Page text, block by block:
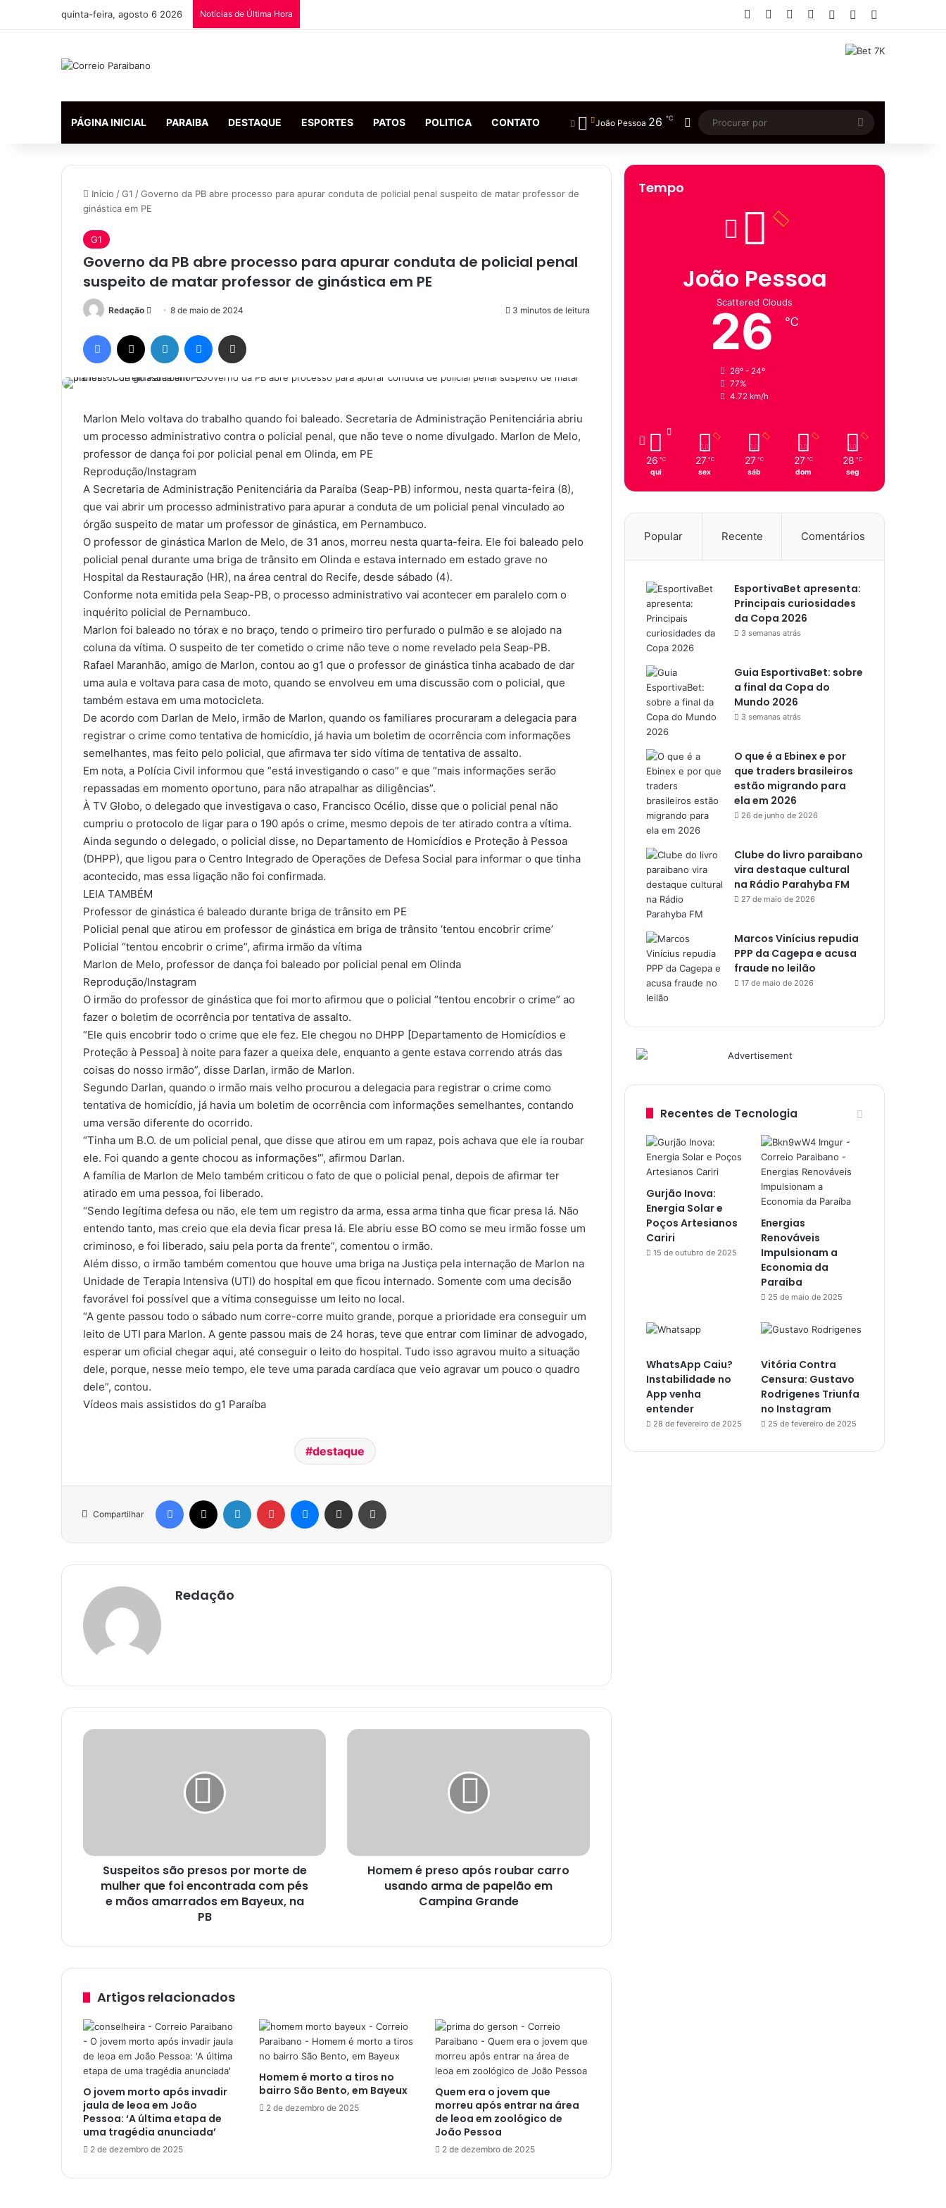
quinta-feira, agosto 6 2026 Notícias de Última Hora Facebook YouTubeInstagram
Entrar Artigo aleatório
PÁGINA INICIAL PARAIBA DESTAQUE ESPORTES PATOS POLITICA CONTATO João Pessoa 26 ℃ Switch skin
Procurar
por
Início /G1 /Governo da PB abre processo para apurar conduta de policial penal suspeito de matar professor de
ginástica em PE
G1
Governo da PB abre processo para apurar conduta de policial penal
suspeito de matar professor de ginástica em PE
Redação
n
d
e
i
l
8 de maio de 2024 3 minutos de leitura
Marlon Melo voltava do trabalho quando foi baleado. Secretaria de Administração Penitenciária abriu
um processo administrativo contra o policial penal, que não teve o nome divulgado. Marlon de Melo,
professor de dança foi por policial penal em Olinda, em PE
Reprodução/Instagram
A Secretaria de Administração Penitenciária da Paraíba (Seap-PB) informou, nesta quarta-feira (8),
que vai abrir um processo administrativo para apurar a conduta de um policial penal vinculado ao
órgão suspeito de matar um professor de ginástica, em Pernambuco.
O professor de ginástica Marlon de Melo, de 31 anos, morreu nesta quarta-feira. Ele foi baleado pelo
policial penal durante uma briga de trânsito em Olinda e estava internado em estado grave no
Hospital da Restauração (HR), na área central do Recife, desde sábado (4).
Conforme nota emitida pela Seap-PB, o processo administrativo vai acontecer em paralelo com o
inquérito policial de Pernambuco.
Marlon foi baleado no tórax e no braço, tendo o primeiro tiro perfurado o pulmão e se alojado na
coluna da vítima. O suspeito de ter cometido o crime não teve o nome revelado pela Seap-PB.
Rafael Maranhão, amigo de Marlon, contou ao g1 que o professor de ginástica tinha acabado de dar
uma aula e voltava para casa de moto, quando se envolveu em uma discussão com o policial, que
também estava em uma motocicleta.
De acordo com Darlan de Melo, irmão de Marlon, quando os familiares procuraram a delegacia para
registrar o crime como tentativa de homicídio, já havia um boletim de ocorrência com informações
semelhantes, mas feito pelo policial, que afirmava ter sido vítima de tentativa de assalto.
Em nota, a Polícia Civil informou que “está investigando o caso” e que “mais informações serão
repassadas em momento oportuno, para não atrapalhar as diligências”.
À TV Globo, o delegado que investigava o caso, Francisco Océlio, disse que o policial penal não
cumpriu o protocolo de ligar para o 190 após o crime, mesmo depois de ter atirado contra a vítima.
Ainda segundo o delegado, o policial disse, no Departamento de Homicídios e Proteção à Pessoa
(DHPP), que ligou para o Centro Integrado de Operações de Defesa Social para informar o que tinha
acontecido, mas essa ligação não foi confirmada.
LEIA TAMBÉM
Professor de ginástica é baleado durante briga de trânsito em PE
Policial penal que atirou em professor de ginástica em briga de trânsito ‘tentou encobrir crime’
Policial “tentou encobrir o crime”, afirma irmão da vítima
Marlon de Melo, professor de dança foi baleado por policial penal em Olinda
Reprodução/Instagram
O irmão do professor de ginástica que foi morto afirmou que o policial “tentou encobrir o crime” ao
fazer o boletim de ocorrência por tentativa de assalto.
“Ele quis encobrir todo o crime que ele fez. Ele chegou no DHPP [Departamento de Homicídios e
Proteção à Pessoa] à noite para fazer a queixa dele, enquanto a gente estava correndo atrás das
coisas do nosso irmão”, disse Darlan, irmão de Marlon.
Segundo Darlan, quando o irmão mais velho procurou a delegacia para registrar o crime como
tentativa de homicídio, já havia um boletim de ocorrência com informações semelhantes, contando
uma versão diferente do ocorrido.
“Tinha um B.O. de um policial penal, que disse que atirou em um rapaz, pois achava que ele ia roubar
ele. Foi quando a gente chocou as informações'”, afirmou Darlan.
A família de Marlon de Melo também criticou o fato de que o policial penal, depois de afirmar ter
atirado em uma pessoa, foi liberado.
“Sendo legítima defesa ou não, ele tem um registro da arma, essa arma tinha que ficar presa lá. Não
entendo tanto, mas creio que ela devia ficar presa lá. Ele abriu esse BO como se meu irmão fosse um
criminoso, e foi liberado, saiu pela porta da frente”, comentou o irmão.
Além disso, o irmão também comentou que houve uma briga na Justiça pela internação de Marlon na
Unidade de Terapia Intensiva (UTI) do hospital em que ficou internado. Somente com uma decisão
favorável foi possível que a vítima conseguisse um leito no local.
“A gente passou todo o sábado num corre-corre muito grande, porque a prioridade era conseguir um
leito de UTI para Marlon. A gente passou mais de 24 horas, teve que entrar com liminar de advogado,
esperar um oficial chegar aqui, até conseguir o leito do hospital. Tudo isso agravou muito a situação
dele, porque, nesse meio tempo, ele teve uma parada cardíaca que veio agravar um pouco o quadro
dele”, contou.
Vídeos mais assistidos do g1 Paraíba
destaque
Compartilhar
Redação
S
s
p
o
r
o
r
t
e
d
e
m
l
Suspeitos são presos por morte de
mulher que foi encontrada com pés
e mãos amarrados em Bayeux, na
PB
H
e
r
c
a
r
r
o
d
Homem é preso após roubar carro
usando arma de papelão em
Campina Grande
Artigos relacionados
O jovem morto após invadir
jaula de leoa em João
Pessoa: ‘A última etapa de
uma tragédia anunciada’
2 de dezembro de 2025
Homem é morto a tiros no
bairro São Bento, em Bayeux
2 de dezembro de 2025
Quem era o jovem que
morreu após entrar na área
de leoa em zoológico de
João Pessoa
2 de dezembro de 2025
Tempo
João Pessoa
Scattered Clouds
26 ℃
26º - 24º
77%
4.72 km/h
26 ℃
qui
27 ℃
sex
27 ℃
sáb
27 ℃
dom
28 ℃
seg
Popular Recente Comentários
EsportivaBet apresenta:
Principais curiosidades
da Copa 2026
3 semanas atrás
Guia EsportivaBet: sobre
a final da Copa do
Mundo 2026
3 semanas atrás
O que é a Ebinex e por
que traders brasileiros
estão migrando para
ela em 2026
26 de junho de 2026
Clube do livro paraibano
vira destaque cultural
na Rádio Parahyba FM
27 de maio de 2026
Marcos Vinícius repudia
PPP da Cagepa e acusa
fraude no leilão
17 de maio de 2026
Recentes de Tecnologia
Gurjão Inova:
Energia Solar e
Poços Artesianos
Cariri
15 de outubro de 2025
Energias
Renováveis
Impulsionam a
Economia da
Paraíba
25 de maio de 2025
WhatsApp Caiu?
Instabilidade no
App venha
entender
28 de fevereiro de 2025
Vitória Contra
Censura: Gustavo
Rodrigenes Triunfa
no Instagram
25 de fevereiro de 2025